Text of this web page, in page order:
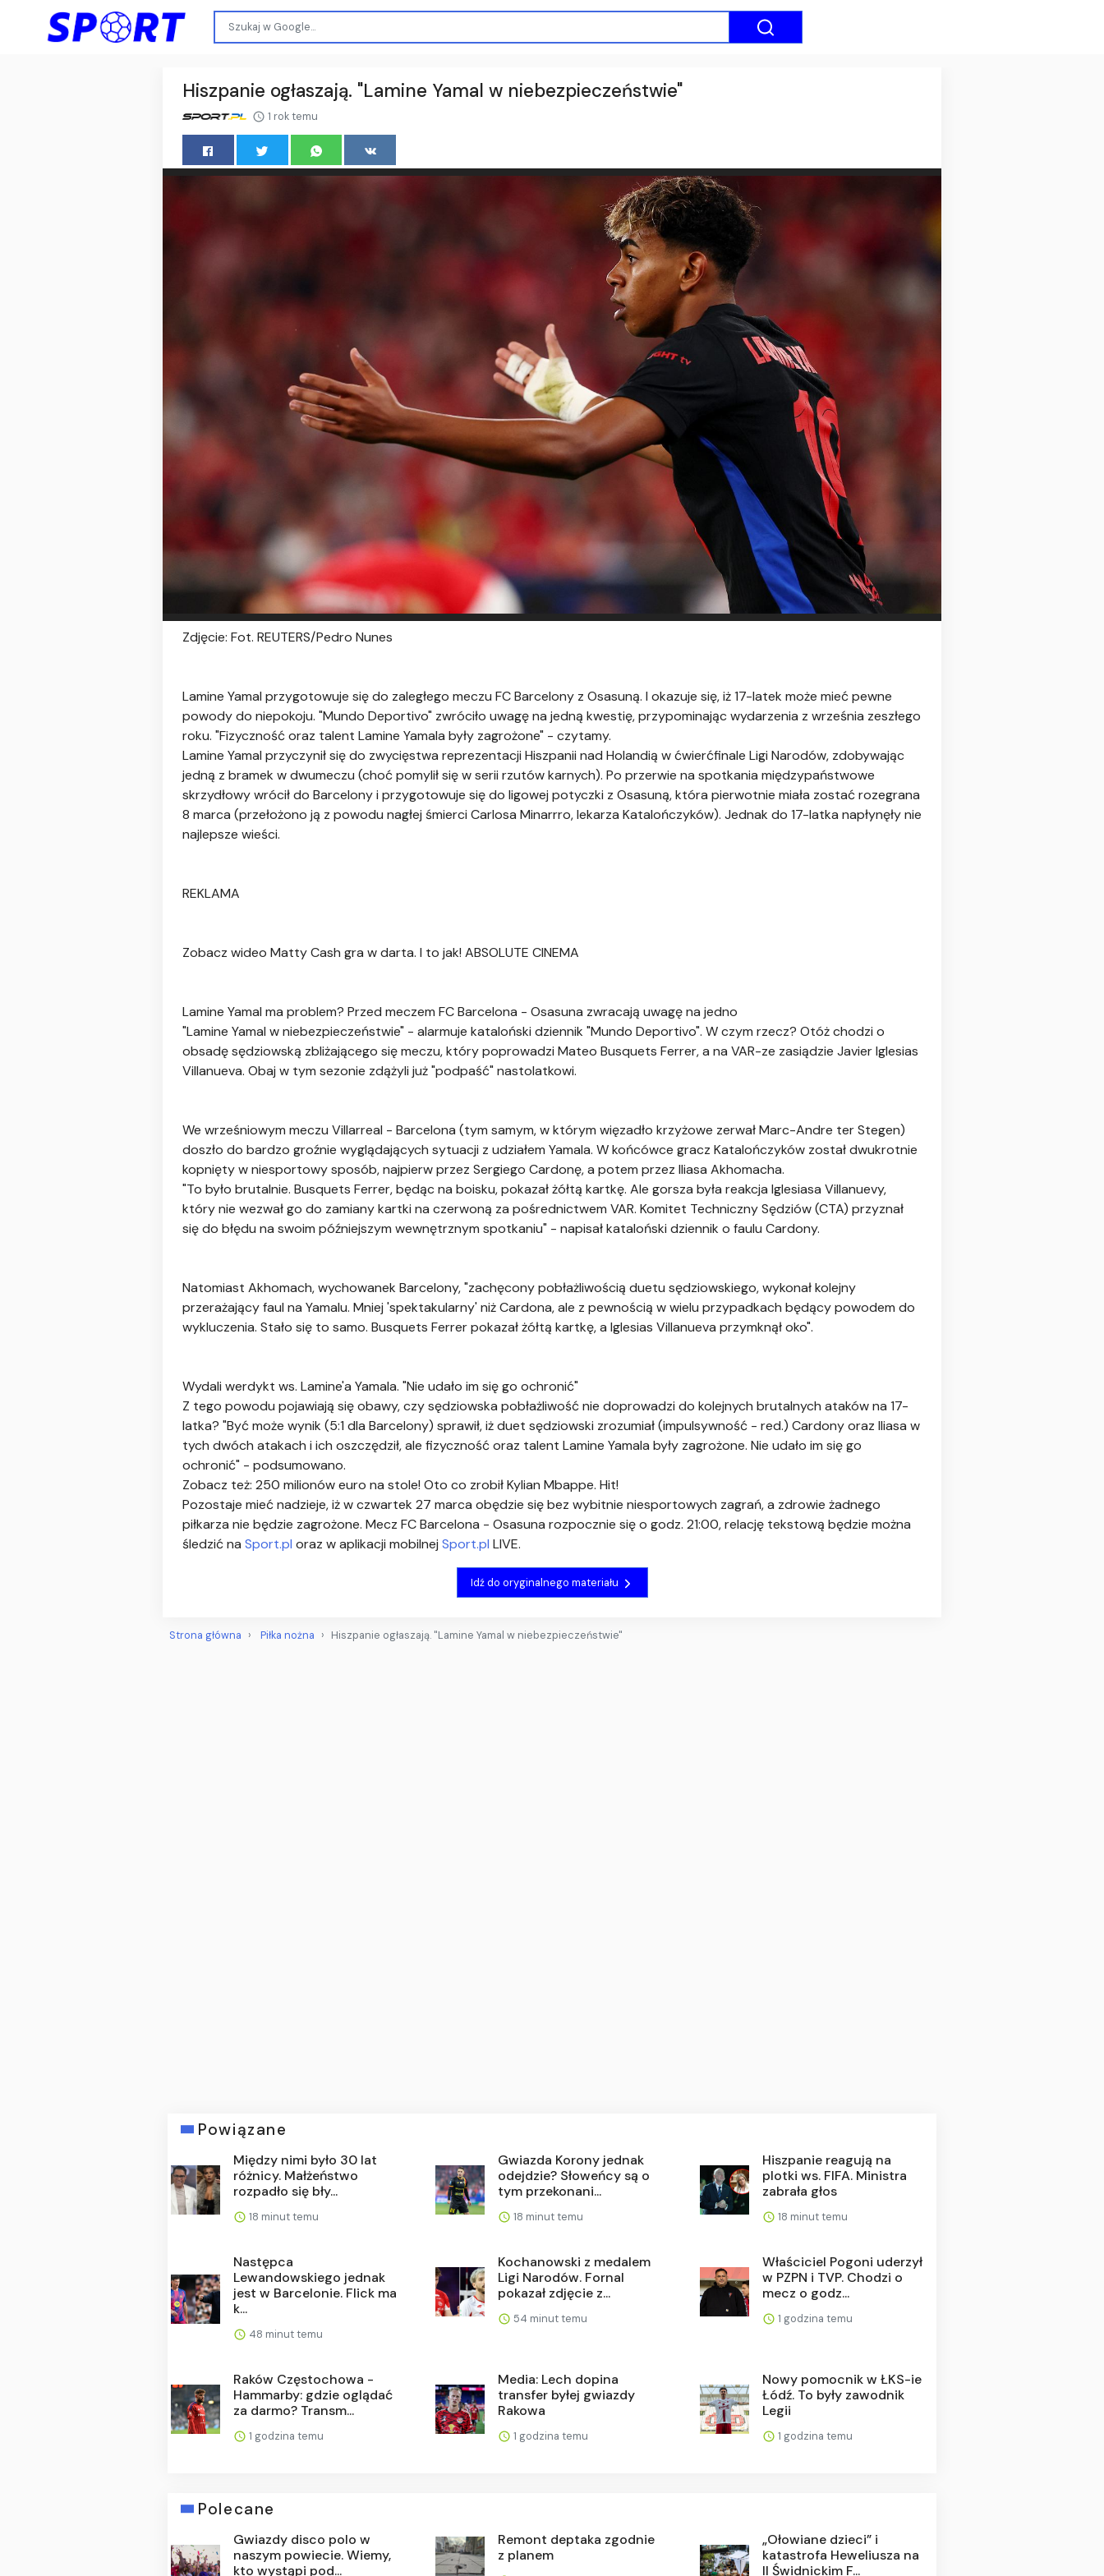
Hiszpanie ogłaszają. "Lamine Yamal w niebezpieczeństwie"
1 rok temu
Zdjęcie: Fot. REUTERS/Pedro Nunes
Lamine Yamal przygotowuje się do zaległego meczu FC Barcelony z Osasuną. I okazuje się, iż 17-latek może mieć pewne
powody do niepokoju. "Mundo Deportivo" zwróciło uwagę na jedną kwestię, przypominając wydarzenia z września zeszłego
roku. "Fizyczność oraz talent Lamine Yamala były zagrożone" - czytamy.
Lamine Yamal przyczynił się do zwycięstwa reprezentacji Hiszpanii nad Holandią w ćwierćfinale Ligi Narodów, zdobywając
jedną z bramek w dwumeczu (choć pomylił się w serii rzutów karnych). Po przerwie na spotkania międzypaństwowe
skrzydłowy wrócił do Barcelony i przygotowuje się do ligowej potyczki z Osasuną, która pierwotnie miała zostać rozegrana
8 marca (przełożono ją z powodu nagłej śmierci Carlosa Minarrro, lekarza Katalończyków). Jednak do 17-latka napłynęły nie
najlepsze wieści.
REKLAMA
Zobacz wideo Matty Cash gra w darta. I to jak! ABSOLUTE CINEMA
Lamine Yamal ma problem? Przed meczem FC Barcelona - Osasuna zwracają uwagę na jedno
"Lamine Yamal w niebezpieczeństwie" - alarmuje kataloński dziennik "Mundo Deportivo". W czym rzecz? Otóż chodzi o
obsadę sędziowską zbliżającego się meczu, który poprowadzi Mateo Busquets Ferrer, a na VAR-ze zasiądzie Javier Iglesias
Villanueva. Obaj w tym sezonie zdążyli już "podpaść" nastolatkowi.
We wrześniowym meczu Villarreal - Barcelona (tym samym, w którym więzadło krzyżowe zerwał Marc-Andre ter Stegen)
doszło do bardzo groźnie wyglądających sytuacji z udziałem Yamala. W końcówce gracz Katalończyków został dwukrotnie
kopnięty w niesportowy sposób, najpierw przez Sergiego Cardonę, a potem przez Iliasa Akhomacha.
"To było brutalnie. Busquets Ferrer, będąc na boisku, pokazał żółtą kartkę. Ale gorsza była reakcja Iglesiasa Villanuevy,
który nie wezwał go do zamiany kartki na czerwoną za pośrednictwem VAR. Komitet Techniczny Sędziów (CTA) przyznał
się do błędu na swoim późniejszym wewnętrznym spotkaniu" - napisał kataloński dziennik o faulu Cardony.
Natomiast Akhomach, wychowanek Barcelony, "zachęcony pobłażliwością duetu sędziowskiego, wykonał kolejny
przerażający faul na Yamalu. Mniej 'spektakularny' niż Cardona, ale z pewnością w wielu przypadkach będący powodem do
wykluczenia. Stało się to samo. Busquets Ferrer pokazał żółtą kartkę, a Iglesias Villanueva przymknął oko".
Wydali werdykt ws. Lamine'a Yamala. "Nie udało im się go ochronić"
Z tego powodu pojawiają się obawy, czy sędziowska pobłażliwość nie doprowadzi do kolejnych brutalnych ataków na 17-
latka? "Być może wynik (5:1 dla Barcelony) sprawił, iż duet sędziowski zrozumiał (impulsywność - red.) Cardony oraz Iliasa w
tych dwóch atakach i ich oszczędził, ale fizyczność oraz talent Lamine Yamala były zagrożone. Nie udało im się go
ochronić" - podsumowano.
Zobacz też: 250 milionów euro na stole! Oto co zrobił Kylian Mbappe. Hit!
Pozostaje mieć nadzieje, iż w czwartek 27 marca obędzie się bez wybitnie niesportowych zagrań, a zdrowie żadnego
piłkarza nie będzie zagrożone. Mecz FC Barcelona - Osasuna rozpocznie się o godz. 21:00, relację tekstową będzie można
śledzić na Sport.pl oraz w aplikacji mobilnej Sport.pl LIVE.
Idź do oryginalnego materiału
Strona główna Piłka nożna Hiszpanie ogłaszają. "Lamine Yamal w niebezpieczeństwie"
Powiązane
Między nimi było 30 lat
różnicy. Małżeństwo
rozpadło się bły...
18 minut temu
Gwiazda Korony jednak
odejdzie? Słoweńcy są o
tym przekonani...
18 minut temu
Hiszpanie reagują na
plotki ws. FIFA. Ministra
zabrała głos
18 minut temu
Następca
Lewandowskiego jednak
jest w Barcelonie. Flick ma
k...
48 minut temu
Kochanowski z medalem
Ligi Narodów. Fornal
pokazał zdjęcie z...
54 minut temu
Właściciel Pogoni uderzył
w PZPN i TVP. Chodzi o
mecz o godz...
1 godzina temu
Raków Częstochowa -
Hammarby: gdzie oglądać
za darmo? Transm...
1 godzina temu
Media: Lech dopina
transfer byłej gwiazdy
Rakowa
1 godzina temu
Nowy pomocnik w ŁKS-ie
Łódź. To były zawodnik
Legii
1 godzina temu
Polecane
Gwiazdy disco polo w
naszym powiecie. Wiemy,
kto wystąpi pod...
Remont deptaka zgodnie
z planem
„Ołowiane dzieci” i
katastrofa Heweliusza na
II Świdnickim F...